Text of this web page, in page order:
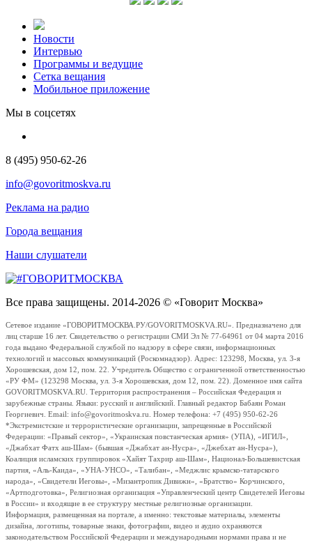
Новости
Интервью
Программы и ведущие
Сетка вещания
Мобильное приложение
Мы в соцсетях
8 (495) 950-62-26
info@govoritmoskva.ru
Реклама на радио
Города вещания
Наши слушатели
Все права защищены. 2014-2026 © «Говорит Москва»
Сетевое издание «ГОВОРИТМОСКВА.РУ/GOVORITMOSKVA.RU». Предназначено для
лиц старше 16 лет. Свидетельство о регистрации СМИ Эл № 77-64961 от 04 марта 2016
года выдано Федеральной службой по надзору в сфере связи, информационных
технологий и массовых коммуникаций (Роскомнадзор). Адрес: 123298, Москва, ул. 3-я
Хорошевская, дом 12, пом. 22. Учредитель Общество с ограниченной ответственностью
«РУ ФМ» (123298 Москва, ул. 3-я Хорошевская, дом 12, пом. 22). Доменное имя сайта
GOVORITMOSKVA.RU. Территория распространения – Российская Федерация и
зарубежные страны. Языки: русский и английский. Главный редактор Бабаян Роман
Георгиевич. Email: info@govoritmoskva.ru. Номер телефона: +7 (495) 950-62-26
*Экстремистские и террористические организации, запрещенные в Российской
Федерации: «Правый сектор», «Украинская повстанческая армия» (УПА), «ИГИЛ»,
«Джабхат Фатх аш-Шам» (бывшая «Джабхат ан-Нусра», «Джебхат ан-Нусра»),
Коалиция исламских группировок «Хайят Тахрир аш-Шам», Национал-Большевистская
партия, «Аль-Каида», «УНА-УНСО», «Талибан», «Меджлис крымско-татарского
народа», «Свидетели Иеговы», «Мизантропик Дивижн», «Братство» Корчинского,
«Артподготовка», Религиозная организация «Управленческий центр Свидетелей Иеговы
в России» и входящие в ее структуру местные религиозные организации.
Информация, размещенная на портале, а именно: текстовые материалы, элементы
дизайна, логотипы, товарные знаки, фотографии, видео и аудио охраняются
законодательством Российской Федерации и международными нормами права и не